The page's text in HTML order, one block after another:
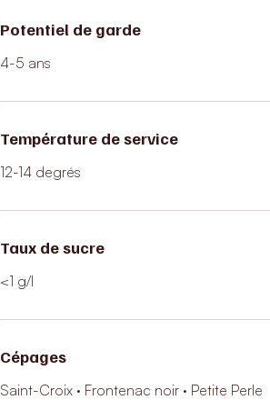
Potentiel de garde
4-5 ans
Température de service
12-14 degrés
Taux de sucre
<1 g/l
Cépages
Saint-Croix · Frontenac noir · Petite Perle